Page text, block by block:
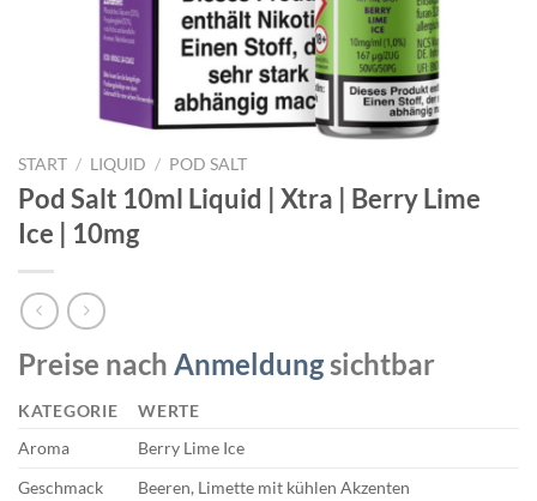
START / LIQUID / POD SALT
Pod Salt 10ml Liquid | Xtra | Berry Lime
Ice | 10mg
Preise nach Anmeldungsichtbar
KATEGORIE
WERTE
Aroma
Berry Lime Ice
Geschmack
Beeren, Limette mit kühlen Akzenten